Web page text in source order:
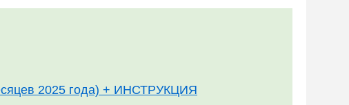
2025 года) + ИНСТРУКЦИЯ